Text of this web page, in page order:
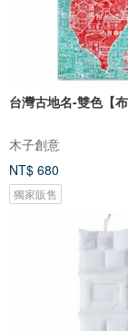
台灣古地名-雙色【布
木子創意
NT$ 680
獨家販售